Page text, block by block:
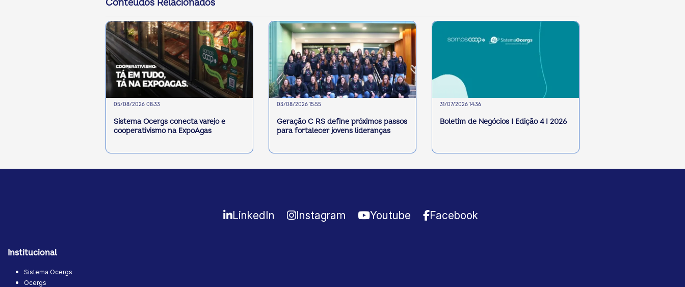
Conteúdos Relacionados
05/08/2026 08:33
Sistema Ocergs conecta varejo e
cooperativismo na ExpoAgas
03/08/2026 15:55
Geração C RS define próximos passos
para fortalecer jovens lideranças
31/07/2026 14:36
Boletim de Negócios I Edição 4 I 2026
LinkedIn Instagram Youtube Facebook
Institucional
Sistema Ocergs
Ocergs